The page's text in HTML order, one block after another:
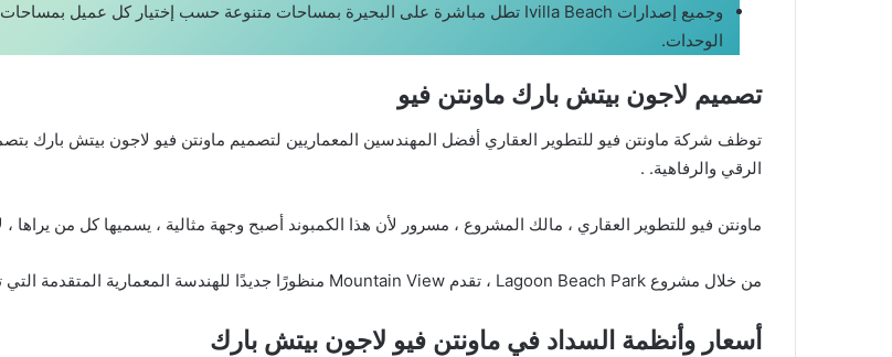
الوحدات.
تصميم لاجون بيتش بارك ماونتن فيو
توظف شركة ماونتن فيو للتطوير العقاري أفضل المهندسين المعماريين لتصميم ماونتن فيو لاجون بيتش بارك
الرقي والرفاهية. .
ماونتن فيو للتطوير العقاري ، مالك المشروع ، مسرور لأن هذا الكمبوند أصبح وجهة مثالية ، يسميها كل من
من خلال مشروع Lagoon Beach Park ، تقدم Mountain View منظورًا جديدًا للهندسة المعمارية المتقدمة التي تجمع بين الأساليب المختلفة.
أسعار وأنظمة السداد في ماونتن فيو لاجون بيتش بارك